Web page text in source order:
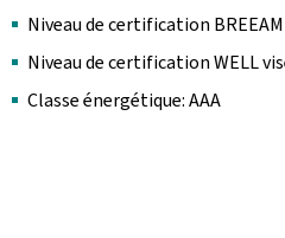
Niveau de certification
Niveau de certification WELL
Classe énergétique: AAA